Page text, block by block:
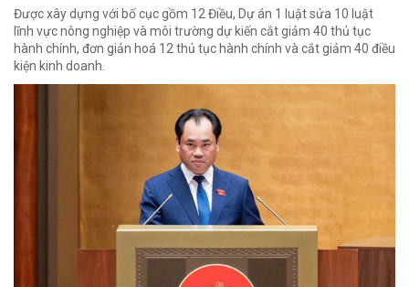
Được xây dựng với bố cục gồm 12 Điều, Dự án 1 luật sửa 10 luật
lĩnh vực nông nghiệp và môi trường dự kiến cắt giảm 40 thủ tục
hành chính, đơn giản hoá 12 thủ tục hành chính và cắt giảm 40 điều
kiện kinh doanh.